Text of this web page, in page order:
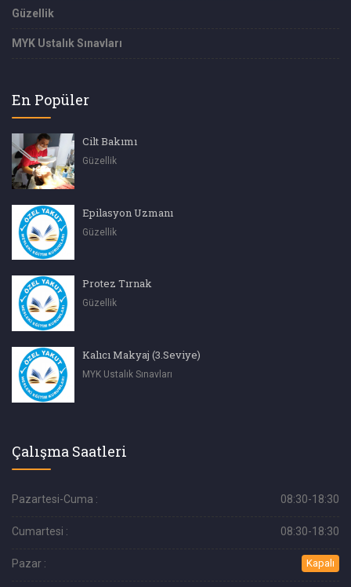
Güzellik
MYK Ustalık Sınavları
En Popüler
Cilt Bakımı
Güzellik
Epilasyon Uzmanı
Güzellik
Protez Tırnak
Güzellik
Kalıcı Makyaj (3.Seviye)
MYK Ustalık Sınavları
Çalışma Saatleri
Pazartesi-Cuma : 08:30-18:30
Cumartesi : 08:30-18:30
Pazar : Kapalı